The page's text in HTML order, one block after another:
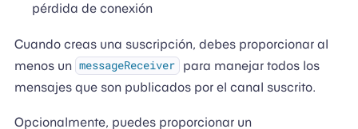
pérdida de conexión
Cuando creas una suscripción, debes proporcionar al
menos un messageReceiver
para manejar todos los
mensajes que son publicados por el canal suscrito.
Opcionalmente, puedes proporcionar un